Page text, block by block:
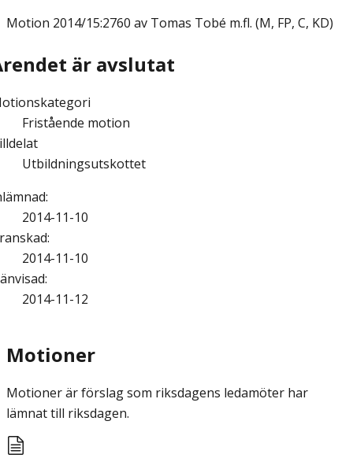
Motion 2014/15:2760 av Tomas Tobé m.fl. (M, FP, C, KD)
är avslutat
Fristående motion
Utbildningsutskottet
:
2014-11-10
:
2014-11-10
:
2014-11-12
Motioner
Motioner är förslag som riksdagens ledamöter har
lämnat till riksdagen.